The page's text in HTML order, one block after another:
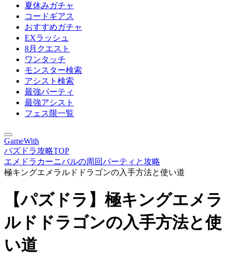
夏休みガチャ
コードギアス
おすすめガチャ
EXラッシュ
8月クエスト
ワンタッチ
モンスター検索
アシスト検索
最強パーティ
最強アシスト
フェス限一覧
GameWith
パズドラ攻略TOP
エメドラカーニバルの周回パーティと攻略
極キングエメラルドドラゴンの入手方法と使い道
【パズドラ】極キングエメラ
ルドドラゴンの入手方法と使
い道